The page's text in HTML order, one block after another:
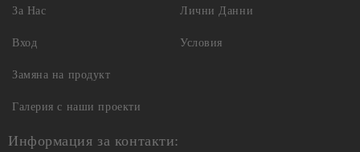
За Нас
Вход
Лични Данни
Условия
Замяна на продукт
Галерия с наши проекти
Информация за контакти: